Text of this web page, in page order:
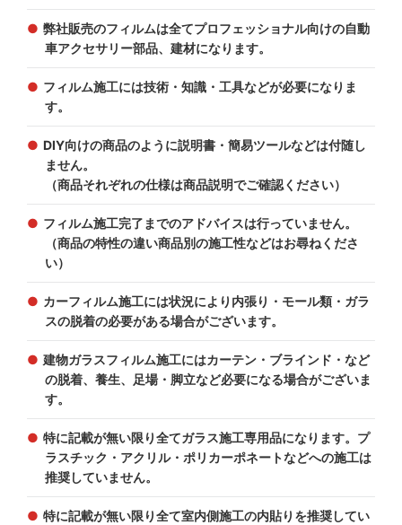
弊社販売のフィルムは全てプロフェッショナル向けの自動
車アクセサリー部品、建材になります。
フィルム施工には技術・知識・工具などが必要になりま
す。
DIY向けの商品のように説明書・簡易ツールなどは付随し
ません。
（商品それぞれの仕様は商品説明でご確認ください）
フィルム施工完了までのアドバイスは行っていません。
（商品の特性の違い商品別の施工性などはお尋ねくださ
い）
カーフィルム施工には状況により内張り・モール類・ガラ
スの脱着の必要がある場合がございます。
建物ガラスフィルム施工にはカーテン・ブラインド・など
の脱着、養生、足場・脚立など必要になる場合がございま
す。
特に記載が無い限り全てガラス施工専用品になります。プ
ラスチック・アクリル・ポリカーポネートなどへの施工は
推奨していません。
特に記載が無い限り全て室内側施工の内貼りを推奨してい